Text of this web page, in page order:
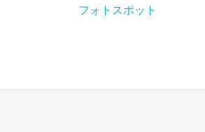
フォトスポット